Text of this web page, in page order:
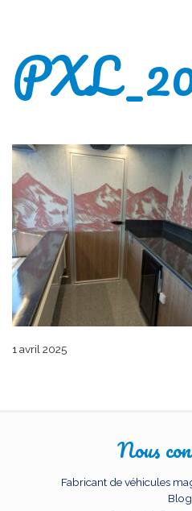
1 avril 2025
Nous
Fabricant de véhicules
Blog